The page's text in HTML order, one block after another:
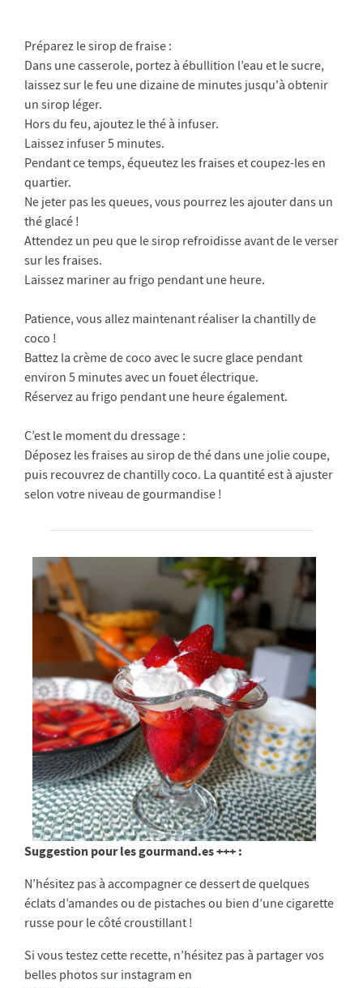
Préparez le sirop de fraise :
Dans une casserole, portez à ébullition l’eau et le sucre,
laissez sur le feu une dizaine de minutes jusqu'à obtenir
un sirop léger.
Hors du feu, ajoutez le thé à infuser.
Laissez infuser 5 minutes.
Pendant ce temps, équeutez les fraises et coupez-les en
quartier.
Ne jeter pas les queues, vous pourrez les ajouter dans un
thé glacé !
Attendez un peu que le sirop refroidisse avant de le verser
sur les fraises.
Laissez mariner au frigo pendant une heure.
Patience, vous allez maintenant réaliser la chantilly de
coco !
Battez la crème de coco avec le sucre glace pendant
environ 5 minutes avec un fouet électrique.
Réservez au frigo pendant une heure également.
C’est le moment du dressage :
Déposez les fraises au sirop de thé dans une jolie coupe,
puis recouvrez de chantilly coco. La quantité est à ajuster
selon votre niveau de gourmandise !
Suggestion pour les gourmand.es +++ :
N’hésitez pas à accompagner ce dessert de quelques
éclats d’amandes ou de pistaches ou bien d’une cigarette
russe pour le côté croustillant !
Si vous testez cette recette, n’hésitez pas à partager vos
belles photos sur instagram en